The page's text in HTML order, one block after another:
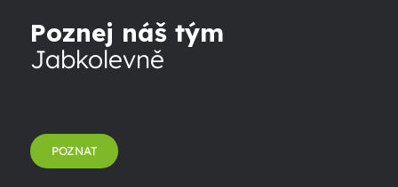
Poznej náš tým
Jabkolevně
POZNAT